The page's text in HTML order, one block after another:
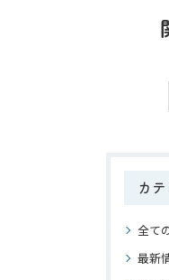
カ
全て
最新